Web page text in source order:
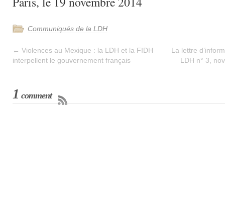
Communiqués de la LDH
← Violences au Mexique : la LDH et la FIDH
interpellent le gouvernement français
La lettre
LDH n° 3,
1 comment